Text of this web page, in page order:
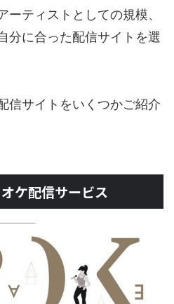
ーティストとしての規模、
分に合った配信サイトを選
信サイトをいくつかご紹介
ケ配信サービス